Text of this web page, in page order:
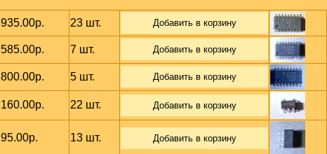
935.00р. 23 шт. Добавить в корзину
585.00р. 7 шт. Добавить в корзину
800.00р. 5 шт. Добавить в корзину
160.00р. 22 шт. Добавить в корзину
95.00р. 13 шт. Добавить в корзину